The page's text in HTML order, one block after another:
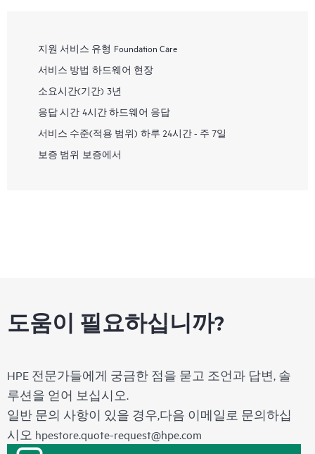
지원 서비스 유형 Foundation Care
서비스 방법 하드웨어 현장
소요시간(기간) 3년
응답 시간 4시간 하드웨어 응답
서비스 수준(적용 범위) 하루 24시간 - 주 7일
보증 범위 보증에서
도움이 필요하십니까?
HPE 전문가들에게 궁금한 점을 묻고 조언과 답변, 솔
루션을 얻어 보십시오.
일반 문의 사항이 있을 경우,다음 이메일로 문의하십
시오 hpestore.quote-request@hpe.com